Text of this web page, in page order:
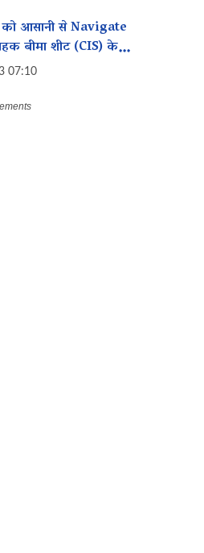
को आसानी से Navigate
बीमा शीट (CIS) के
07:10